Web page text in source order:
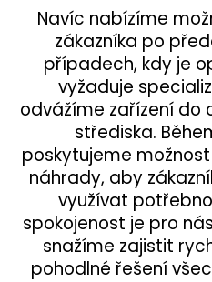
Navíc nabízíme
zákazníka po
případech, kdy je
vyžaduje
odvážíme zařízení do
střediska.
poskytujeme
náhrady, aby
využívat
spokojenost je pro
snažíme zajistit
pohodlné řešení
HLEDAT
o
p